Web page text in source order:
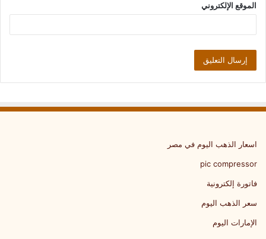
الموقع الإلكتروني
اسعار الذهب اليوم في مصر
pic compressor
فاتورة إلكترونية
سعر الذهب اليوم
الإمارات اليوم